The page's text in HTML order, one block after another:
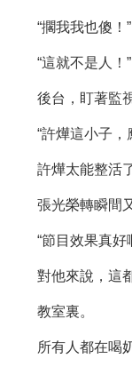
“擱我我也傻！”
“這就不是人！”
後台，盯著監
“許燁這小子
許燁太能整活
張光榮轉瞬間
“節目效果真好
對他來說，這
教室裏。
所有人都在喝